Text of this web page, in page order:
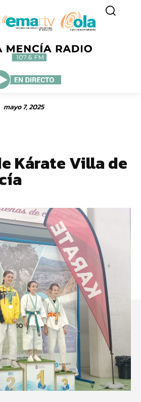
mayo 7, 2025
Kárate Villa de